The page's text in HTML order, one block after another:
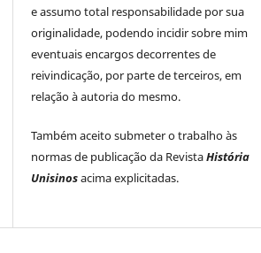
e assumo total responsabilidade por sua
originalidade, podendo incidir sobre mim
eventuais encargos decorrentes de
reivindicação, por parte de terceiros, em
relação à autoria do mesmo.
Também aceito submeter o trabalho às
normas de publicação da RevistaHistória
Unisinosacima explicitadas.